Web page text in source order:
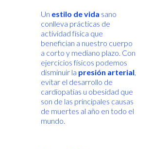
Un estilo de vida sano
conlleva prácticas de
actividad física que
benefician a nuestro cuerpo
a corto y mediano plazo. Con
ejercicios físicos podemos
disminuir la presión arterial,
evitar el desarrollo de
cardiopatías u obesidad que
son de las principales causas
de muertes al año en todo el
mundo.